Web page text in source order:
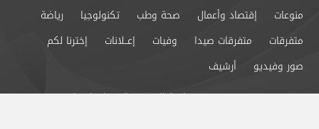
منوعات
إقتصاد وأعمال صحة وطب تكنولوجيا
رياضة
متفرقات
متفرقات صيدا وفيات إعــلانات
إخترنا لكم
صور وفيديو
أرشيف
من نحن
سياسة الخصوصية اتصل بنا